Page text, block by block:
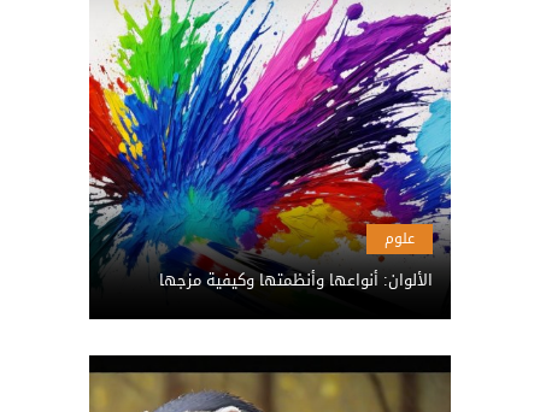
علوم
الألوان: أنواعها وأنظمتها وكيفية مزجها